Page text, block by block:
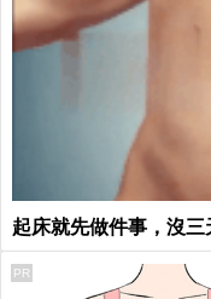
起床就先做件事，沒三
PR